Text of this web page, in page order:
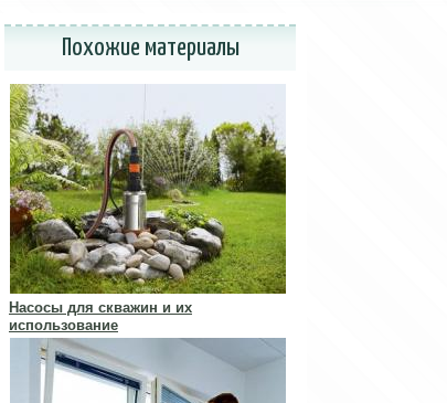
Похожие материалы
Насосы для скважин и их
использование